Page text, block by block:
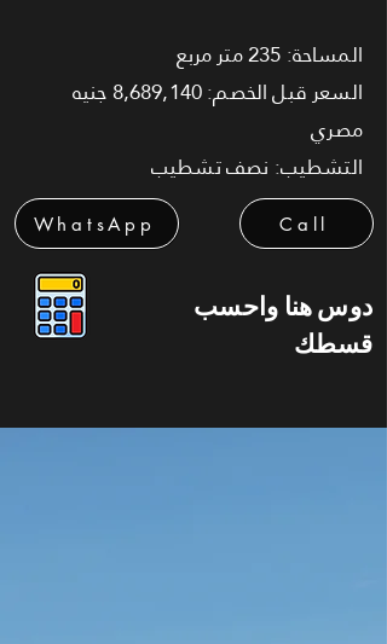
المساحة: 235 متر مربع
السعر قبل الخصم: 8,689,140 جنيه
مصري
التشطيب: نصف تشطيب
WhatsApp Call
دوس هنا واحسب
قسطك